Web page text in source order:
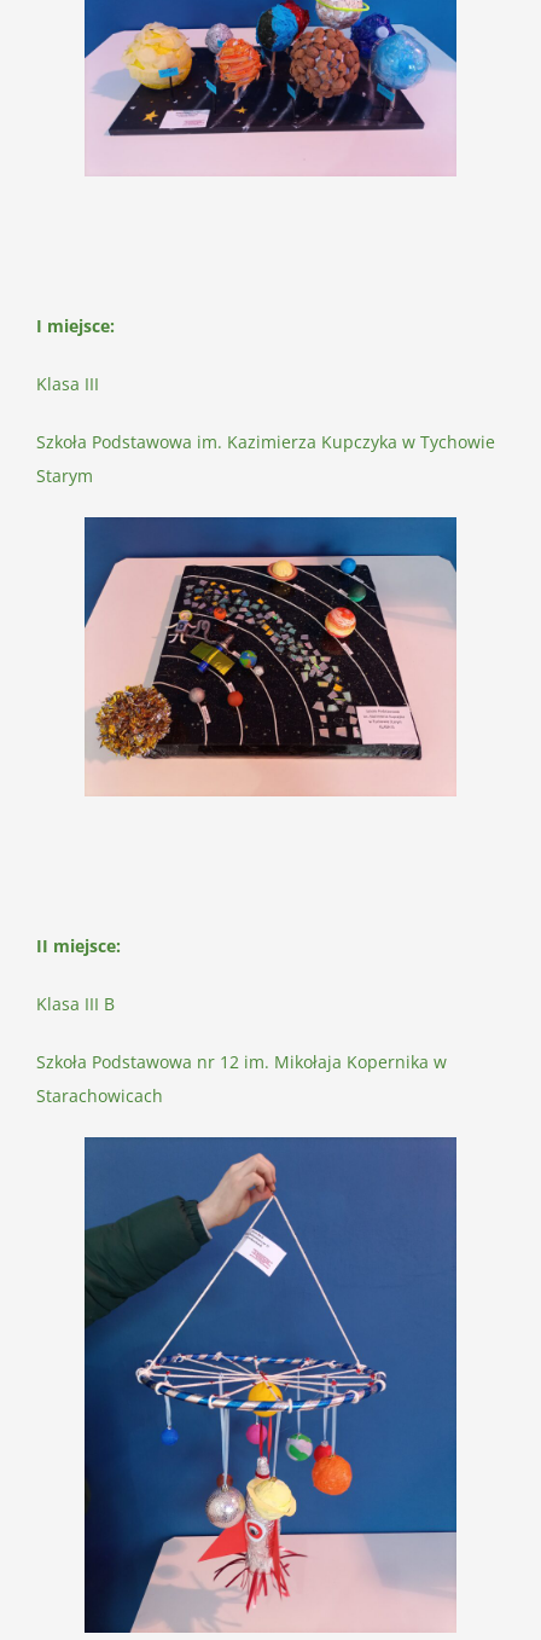
I miejsce:
Klasa III
Szkoła Podstawowa im. Kazimierza Kupczyka w Tychowie
Starym
II miejsce:
Klasa III B
Szkoła Podstawowa nr 12 im. Mikołaja Kopernika w
Starachowicach